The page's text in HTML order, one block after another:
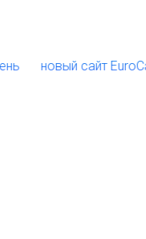
новый сайт